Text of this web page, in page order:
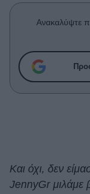
Celebrities
Συνεντεύξεις
True Stories
Ask the Guru
Success Stories
Deco
Ανακαλύψτε
Και όχι, δεν
JennyGr μιλάμε